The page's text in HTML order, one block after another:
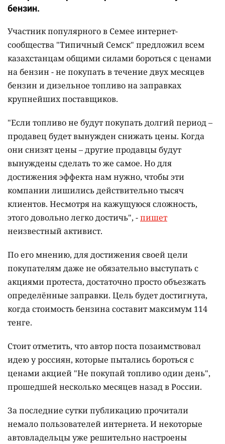
бензин.
Участник популярного в Семее интернет-
сообщества "Типичный Семск" предложил всем
казахстанцам общими силами бороться с ценами
на бензин - не покупать в течение двух месяцев
бензин и дизельное топливо на заправках
крупнейших поставщиков.
"Если топливо не будут покупать долгий период –
продавец будет вынужден снижать цены. Когда
они снизят цены – другие продавцы будут
вынуждены сделать то же самое. Но для
достижения эффекта нам нужно, чтобы эти
компании лишились действительно тысяч
клиентов. Несмотря на кажущуюся сложность,
этого довольно легко достичь", -пишет
неизвестный активист.
По его мнению, для достижения своей цели
покупателям даже не обязательно выступать с
акциями протеста, достаточно просто объезжать
определённые заправки. Цель будет достигнута,
когда стоимость бензина составит максимум 114
тенге.
Стоит отметить, что автор поста позаимствовал
идею у россиян, которые пытались бороться с
ценами акцией "Не покупай топливо один день",
прошедшей несколько месяцев назад в России.
За последние сутки публикацию прочитали
немало пользователей интернета. И некоторые
автовладельцы уже решительно настроены